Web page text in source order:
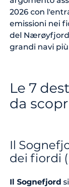
2026 con
emissioni nei
del
grandi navi
Le 7
da
Il
dei fiordi
Il Sognefjord